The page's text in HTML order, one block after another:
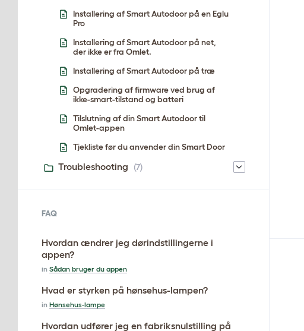
Installering af Smart Autodoor på en Eglu
Pro
Installering af Smart Autodoor på net,
der ikke er fra Omlet.
Installering af Smart Autodoor på træ
Opgradering af firmware ved brug af
ikke-smart-tilstand og batteri
Tilslutning af din Smart Autodoor til
Omlet-appen
Tjekliste før du anvender din Smart Door
Troubleshooting (7)
FAQ
Hvordan ændrer jeg dørindstillingerne i
appen?
in Sådan bruger du appen
Hvad er styrken på ​​hønsehus-lampen?
in Hønsehus-lampe
Hvordan udfører jeg en fabriksnulstilling på